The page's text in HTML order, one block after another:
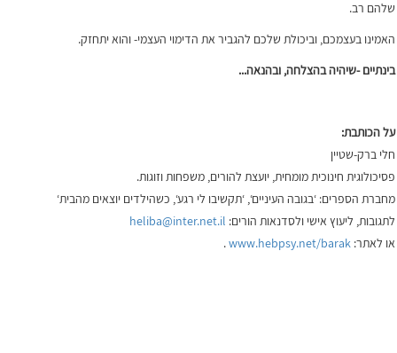
שלהם רב.
האמינו בעצמכם, וביכולת שלכם להגביר את הדימוי העצמי- והוא יתחזק.
בינתיים-שיהיהבהצלחה, ובהנאה...
על הכותבת:
חלי ברק-שטיין
פסיכולוגית חינוכית מומחית, יועצת להורים, משפחות וזוגות.
מחברת הספרים: ‘בגובה העיניים‘, ‘תקשיבו לי רגע‘, כשהילדים יוצאים מהבית‘
לתגובות, ליעוץ אישי ולסדנאות הורים: heliba@inter.net.il
או לאתר: www.hebpsy.net/barak
.